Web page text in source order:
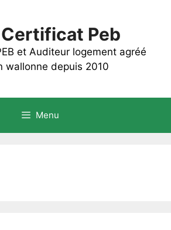
Peb
et Auditeur logement agréé
wallonne depuis 2010
Menu